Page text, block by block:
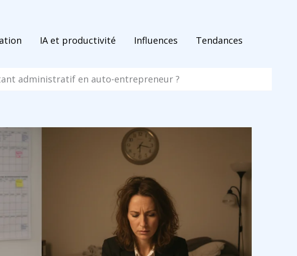
IA et productivité Influences Tendances
administratif en auto-entrepreneur ?